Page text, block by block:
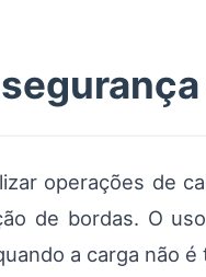
operações de
de bordas. O
a carga não